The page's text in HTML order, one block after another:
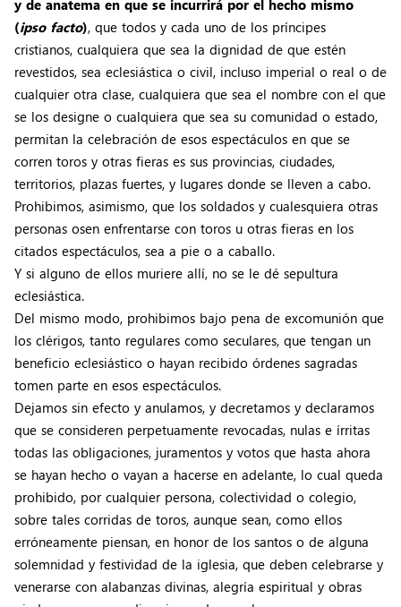
y de anatema en que se incurrirá por el hecho mismo
(ipso facto), que todos y cada uno de los príncipes
cristianos, cualquiera que sea la dignidad de que estén
revestidos, sea eclesiástica o civil, incluso imperial o real o de
cualquier otra clase, cualquiera que sea el nombre con el que
se los designe o cualquiera que sea su comunidad o estado,
permitan la celebración de esos espectáculos en que se
corren toros y otras fieras es sus provincias, ciudades,
territorios, plazas fuertes, y lugares donde se lleven a cabo.
Prohibimos, asimismo, que los soldados y cualesquiera otras
personas osen enfrentarse con toros u otras fieras en los
citados espectáculos, sea a pie o a caballo.
Y si alguno de ellos muriere allí, no se le dé sepultura
eclesiástica.
Del mismo modo, prohibimos bajo pena de excomunión que
los clérigos, tanto regulares como seculares, que tengan un
beneficio eclesiástico o hayan recibido órdenes sagradas
tomen parte en esos espectáculos.
Dejamos sin efecto y anulamos, y decretamos y declaramos
que se consideren perpetuamente revocadas, nulas e írritas
todas las obligaciones, juramentos y votos que hasta ahora
se hayan hecho o vayan a hacerse en adelante, lo cual queda
prohibido, por cualquier persona, colectividad o colegio,
sobre tales corridas de toros, aunque sean, como ellos
erróneamente piensan, en honor de los santos o de alguna
solemnidad y festividad de la iglesia, que deben celebrarse y
venerarse con alabanzas divinas, alegría espiritual y obras